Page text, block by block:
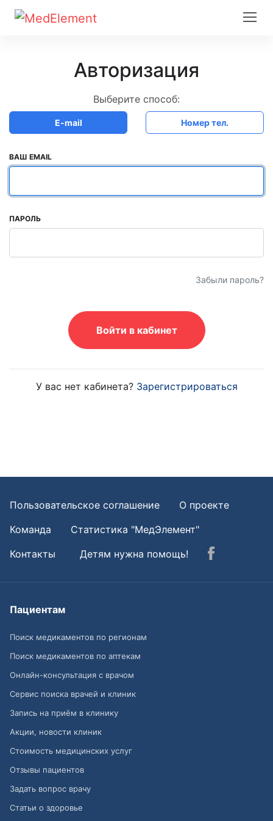
Авторизация
Выберите способ:
E-mail Номер тел.
ВАШ EMAIL
ПАРОЛЬ
Забыли пароль?
Войти в кабинет
У вас нет кабинета? Зарегистрироваться
Пользовательское соглашение
О проекте
Команда
Статистика "МедЭлемент"
Контакты
Детям нужна помощь!
Пациентам
Поиск медикаментов по регионам
Поиск медикаментов по аптекам
Онлайн-консультация с врачом
Сервис поиска врачей и клиник
Запись на приём в клинику
Акции, новости клиник
Стоимость медицинских услуг
Отзывы пациентов
Задать вопрос врачу
Статьи о здоровье